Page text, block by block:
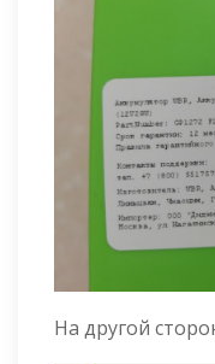
На другой